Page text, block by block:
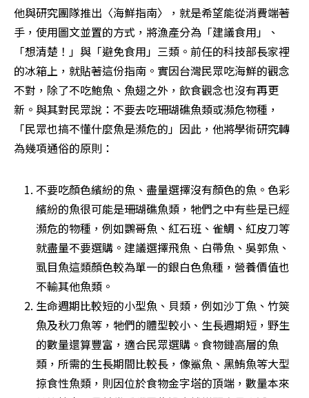
他與研究團隊推出〈海鮮指南〉，就是希望能從消費端著
手，使用圖文並置的方式，將漁產分為「建議食用」、
「想清楚！」與「避免食用」三類。前任的科技部長家裡
的冰箱上，就貼著這份指南。實因台灣民眾吃海鮮的觀念
不對，除了不吃鮑魚、魚翅之外，飲食觀念也沒有再更
新。與其對民眾說：不要去吃珊瑚礁魚類或瀕危物種，
「民眾也搞不懂什麼魚是瀕危的」因此，他將學術研究轉
為幾項通俗的原則：
不要吃顏色繽紛的魚、盡量選擇沒有顏色的魚。色彩
繽紛的魚很可能是珊瑚礁魚類，牠們之中有些是已經
瀕危的物種，例如鸚哥魚、紅石班、雀鯛、紅皮刀等
就盡量不要選購。建議選擇飛魚、白帶魚、吳郭魚、
虱目魚這類顏色較為單一的銀白色魚種，營養價值也
不輸其他魚類。
生命週期比較短的小型魚、貝類，例如沙丁魚、竹筴
魚及秋刀魚等，牠們的體型較小、生長週期短，野生
的數量還算豐富，適合民眾選購。食物鏈高層的魚
類，所需的生長期間比較長，像鯊魚、黑鮪魚等大型
掠食性魚類，則因位於食物金字塔的頂端，數量本來